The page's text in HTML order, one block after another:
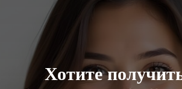
Хотите